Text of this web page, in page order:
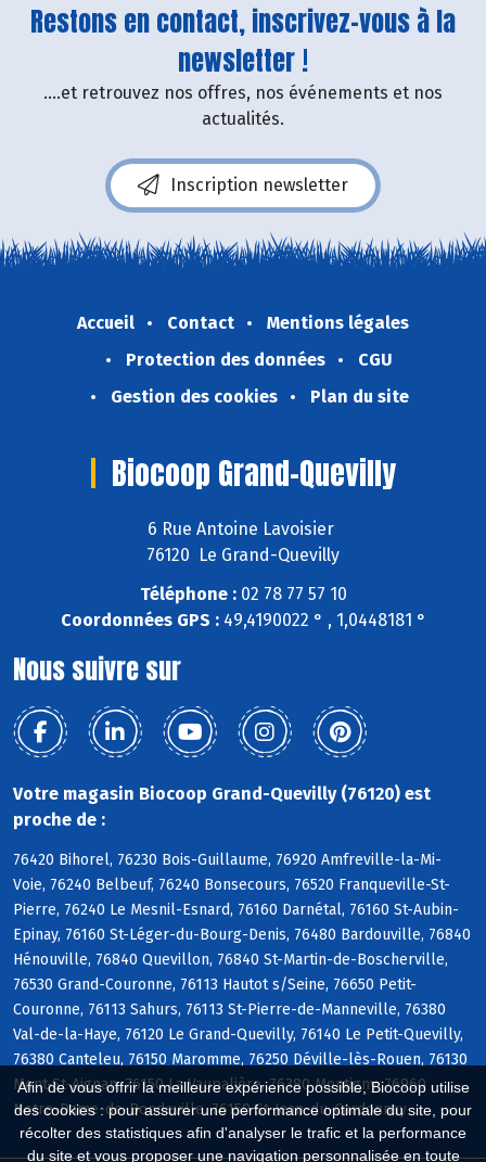
Afin de vous offrir la meilleure expérience possible, Biocoop utilise
des cookies : pour assurer une performance optimale du site, pour
récolter des statistiques afin d'analyser le trafic et la performance
du site et vous proposer une navigation personnalisée en toute
Restons en contact, inscrivez-vous à la
newsletter !
....et retrouvez nos offres, nos événements et nos
actualités.
Inscription newsletter
Accueil Contact
Mentions légales
Protection des données
CGU
Gestion des cookies
Plan du site
Biocoop Grand-Quevilly
6 Rue Antoine Lavoisier
76120 Le Grand-Quevilly
Téléphone :02 78 77 57 10
Coordonnées GPS :49,4190022 ° , 1,0448181 °
Nous suivre sur
Votre magasin Biocoop Grand-Quevilly (76120) est
proche de :
76420 Bihorel, 76230 Bois-Guillaume, 76920 Amfreville-la-Mi-
Voie, 76240 Belbeuf, 76240 Bonsecours, 76520 Franqueville-St-
Pierre, 76240 Le Mesnil-Esnard, 76160 Darnétal, 76160 St-Aubin-
Epinay, 76160 St-Léger-du-Bourg-Denis, 76480 Bardouville, 76840
Hénouville, 76840 Quevillon, 76840 St-Martin-de-Boscherville,
76530 Grand-Couronne, 76113 Hautot s/Seine, 76650 Petit-
Couronne, 76113 Sahurs, 76113 St-Pierre-de-Manneville, 76380
Val-de-la-Haye, 76120 Le Grand-Quevilly, 76140 Le Petit-Quevilly,
76380 Canteleu, 76150 Maromme, 76250 Déville-lès-Rouen, 76130
Mont-St-Aignan, 76150 La Vaupalière, 76380 Montigny, 76960
Notre-Dame-de-Bondeville, 76150 St-Jean-du-Cardonnay